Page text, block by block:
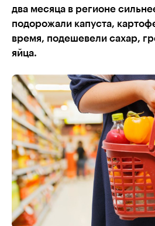
два месяца в регионе
подорожали капуста,
время, подешевели сахар,
яйца.